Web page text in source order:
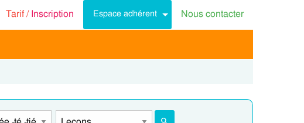
Tarif /Inscription Espace adhérent Nous contacter